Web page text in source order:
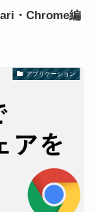
・Chrome編
アプリケーション